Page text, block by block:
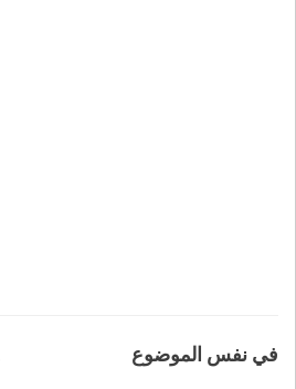
في نفس الموضوع